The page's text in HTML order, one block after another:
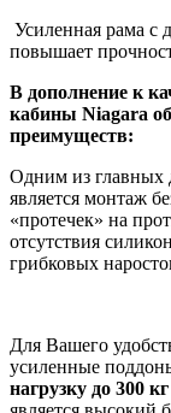
Усиленная рама с
повышает
В дополнение к
кабины Niagara
преимуществ:
Одним из главных
является монтаж
«протечек» на
отсутствия
грибковых
Для Вашего
усиленные
нагрузку до 300 кг